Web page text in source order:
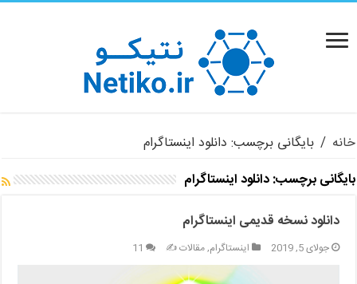
خانه / بایگانی برچسب: دانلود اینستاگرام
بایگانی برچسب:دانلود اینستاگرام
دانلود نسخه قدیمی اینستاگرام
جولای 5, 2019 اینستاگرام,مقالات ✍️ 11